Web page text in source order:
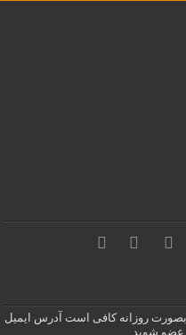
بصورت روزانه کافی است آدرس ایمیل
عضو شوید.